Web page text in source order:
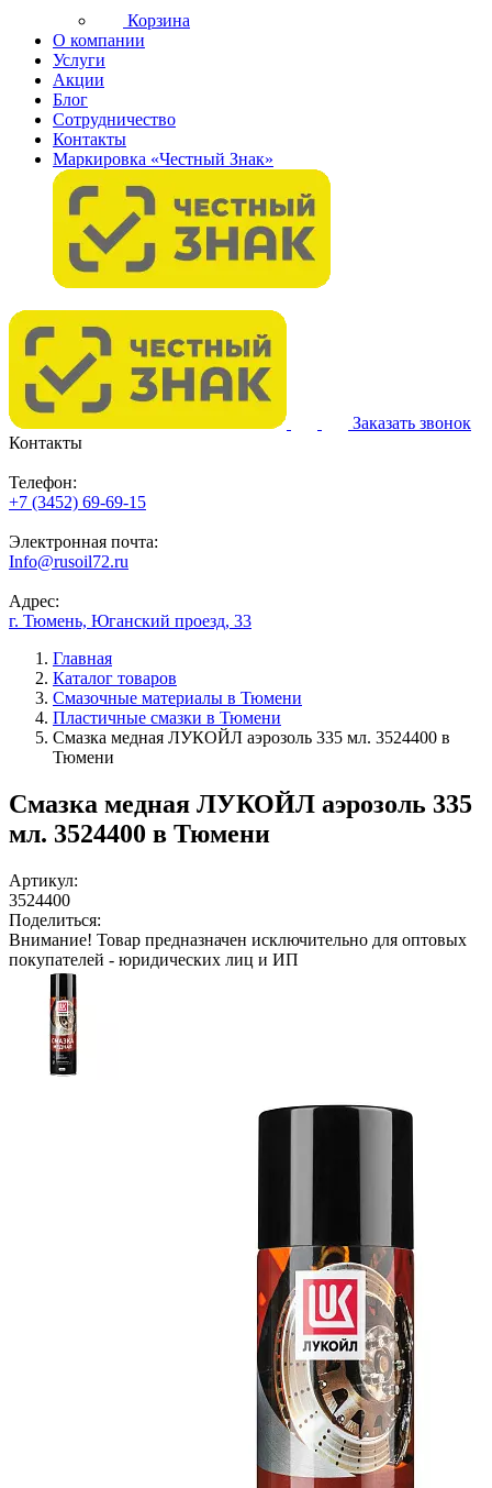
Корзина
О компании
Услуги
Акции
Блог
Сотрудничество
Контакты
Маркировка «Честный Знак»
Заказать звонок
Контакты
Телефон:
+7 (3452) 69-69-15
Электронная почта:
Info@rusoil72.ru
Адрес:
г. Тюмень, Юганский проезд, 33
Главная
Каталог товаров
Смазочные материалы в Тюмени
Пластичные смазки в Тюмени
Смазка медная ЛУКОЙЛ аэрозоль 335 мл. 3524400 в
Тюмени
Смазка медная ЛУКОЙЛ аэрозоль 335
мл. 3524400 в Тюмени
Артикул:
3524400
Поделиться:
Внимание! Товар предназначен исключительно для оптовых
покупателей - юридических лиц и ИП